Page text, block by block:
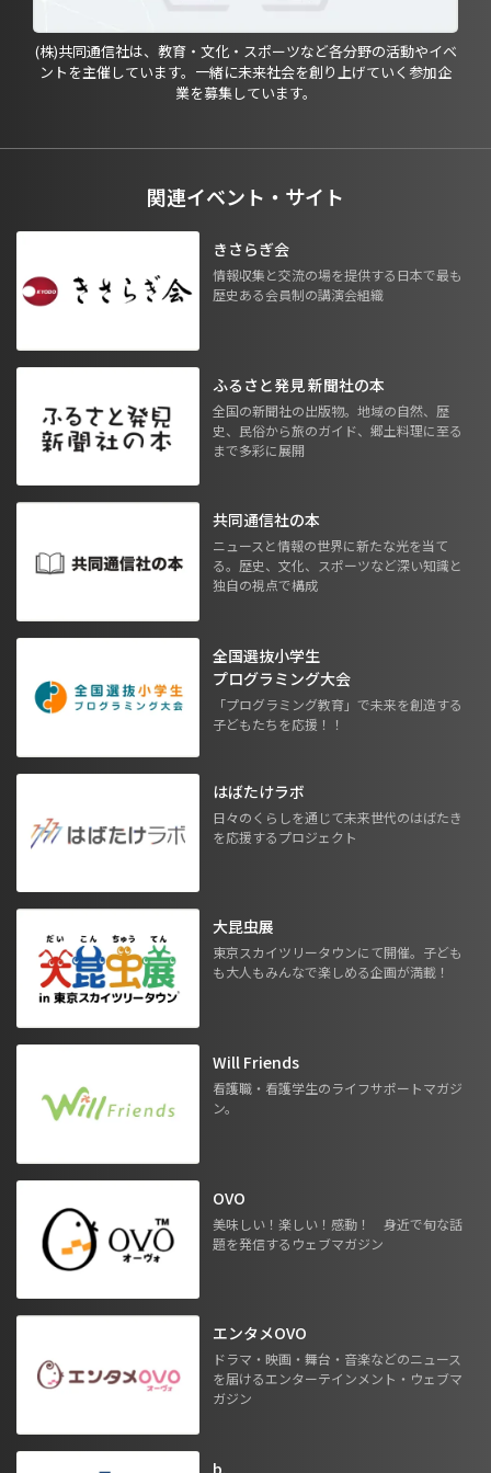
(株)共同通信社は、教育・文化・スポーツなど各分野の活動やイベ
ントを主催しています。一緒に未来社会を創り上げていく参加企
業を募集しています。
関連イベント・サイト
きさらぎ会
情報収集と交流の場を提供する日本で最も
歴史ある会員制の講演会組織
ふるさと発見 新聞社の本
全国の新聞社の出版物。地域の自然、歴
史、民俗から旅のガイド、郷土料理に至る
まで多彩に展開
共同通信社の本
ニュースと情報の世界に新たな光を当て
る。歴史、文化、スポーツなど深い知識と
独自の視点で構成
全国選抜小学生
プログラミング大会
「プログラミング教育」で未来を創造する
子どもたちを応援！！
はばたけラボ
日々のくらしを通じて未来世代のはばたき
を応援するプロジェクト
大昆虫展
東京スカイツリータウンにて開催。子ども
も大人もみんなで楽しめる企画が満載！
Will Friends
看護職・看護学生のライフサポートマガジ
ン。
OVO
美味しい！楽しい！感動！ 身近で旬な話
題を発信するウェブマガジン
エンタメOVO
ドラマ・映画・舞台・音楽などのニュース
を届けるエンターテインメント・ウェブマ
ガジン
b.